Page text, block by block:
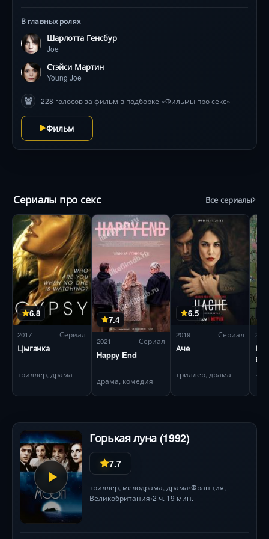
блестяще передает внутренний надлом. Фильм
вызвал споры из-за неприукрашенных сцен, но стал
важным высказыванием о природе человеческих
страстей.
В главных ролях
Шарлотта Генсбур
Joe
Стэйси Мартин
Young Joe
228 голосов за фильм в подборке «Фильмы про секс»
Фильм
Сериалы про секс Все сериалы
6.8
2017 Сериал
Цыганка
триллер, драма
7.4
2021 Сериал
Happy End
драма, комедия
6.5
2019 Сериал
Аче
триллер, драма
2019
Горькая луна (1992)
7.7
триллер, мелодрама, драма•Франция,
Великобритания•2 ч. 19 мин.